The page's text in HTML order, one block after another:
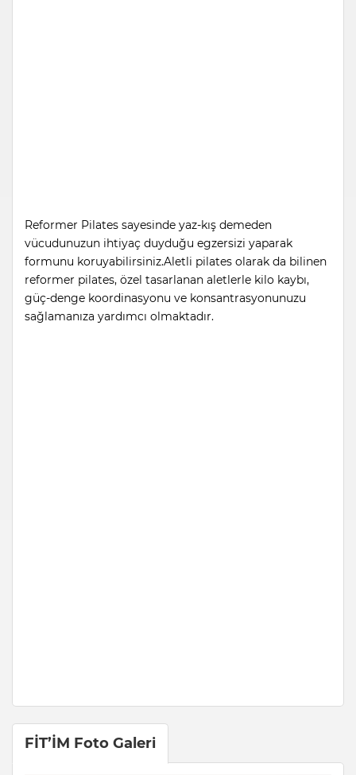
Reformer Pilates sayesinde yaz-kış demeden
vücudunuzun ihtiyaç duyduğu egzersizi yaparak
formunu koruyabilirsiniz.Aletli pilates olarak da bilinen
reformer pilates, özel tasarlanan aletlerle kilo kaybı,
güç-denge koordinasyonu ve konsantrasyonunuzu
sağlamanıza yardımcı olmaktadır.
FİT’İM Foto Galeri